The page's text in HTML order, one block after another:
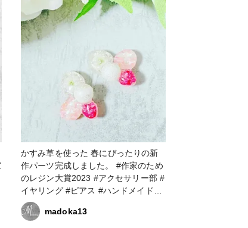
アクセサリー部
かすみ草を使った 春にぴったりの新
作パーツ完成しました。 #作家のため
のレジン大賞2023 #アクセサリー部 #
イヤリング #ピアス #ハンドメイド大
好き #ハンドメイド好きな人と繋がり
たい #アクセサリー作家 #フラワーア
madoka13